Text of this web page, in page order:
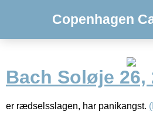
Copenhagen
Bach Soløje 26,
er rædselsslagen, har panikangst.